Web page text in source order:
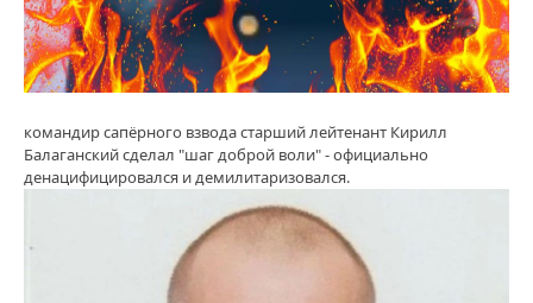
командир сапёрного взвода старший лейтенант Кирилл
Балаганский сделал "шаг доброй воли" - официально
денацифицировался и демилитаризовался.